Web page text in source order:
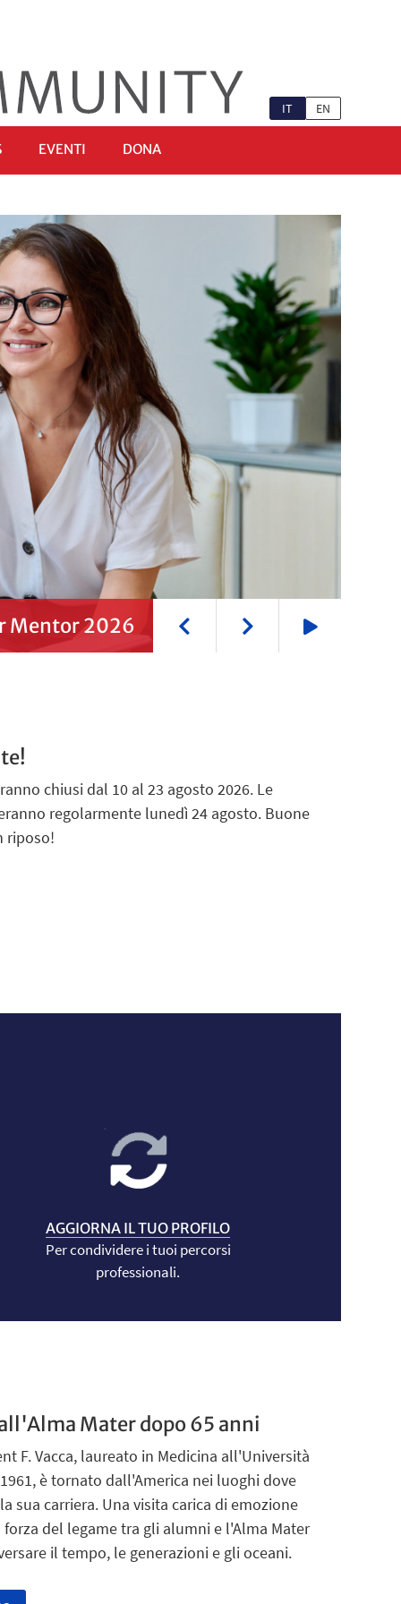
IT EN
EVENTI DONA
Mentor 2026
chiusi dal 10 al 23 agosto 2026. Le
regolarmente lunedì 24 agosto. Buone
riposo!
AGGIORNA IL TUO PROFILO
Per condividere i tuoi percorsi
professionali.
Mater dopo 65 anni
F. Vacca, laureato in Medicina all'Università
è tornato dall'America nei luoghi dove
sua carriera. Una visita carica di emozione
del legame tra gli alumni e l'Alma Mater
il tempo, le generazioni e gli oceani.